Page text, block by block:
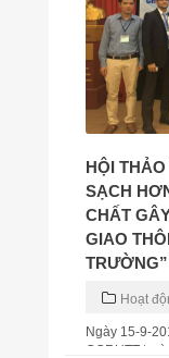
HỘI
SẠCH
CHẤT
GIAO
TRƯỜNG”
Hoạt
Ngày 15-9-
CCRUTT